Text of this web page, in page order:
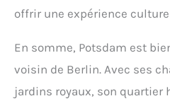
offrir une expérience
En somme, Potsdam est
voisin de Berlin. Avec ses
jardins royaux, son quartier